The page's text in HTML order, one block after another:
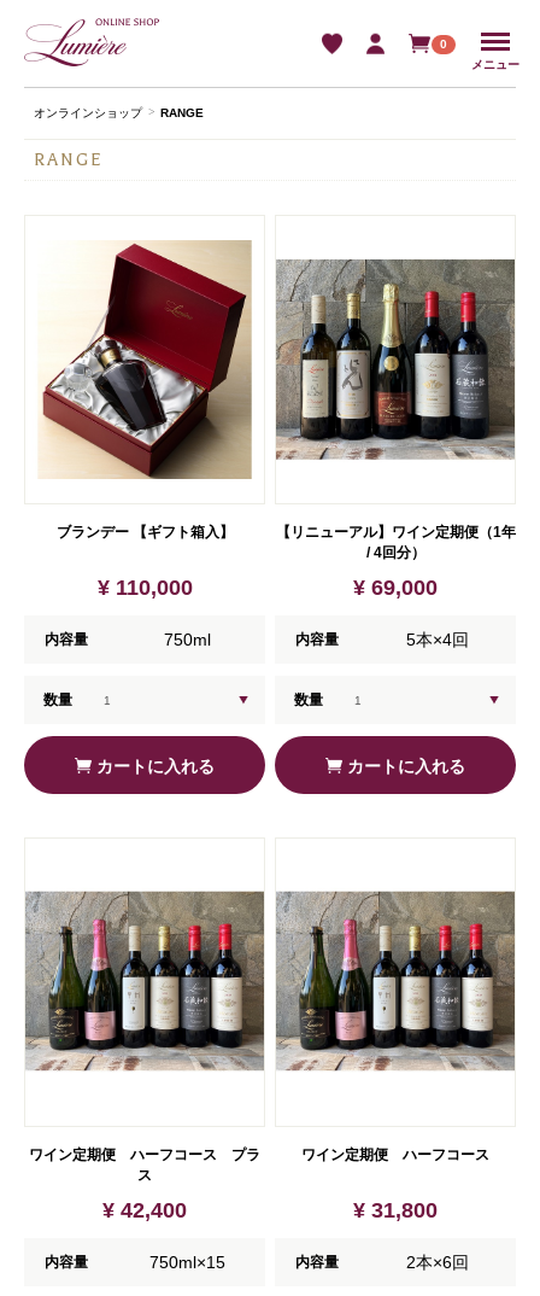
0
メニュー
オンラインショップ RANGE
RANGE
ブランデー 【ギフト箱入】
¥ 110,000
内容量 750ml
数量
カートに入れる
【リニューアル】ワイン定期便（1年
/ 4回分）
¥ 69,000
内容量 5本×4回
数量
カートに入れる
ワイン定期便 ハーフコース プラ
ス
¥ 42,400
内容量 750ml×15
ワイン定期便 ハーフコース
¥ 31,800
内容量 2本×6回